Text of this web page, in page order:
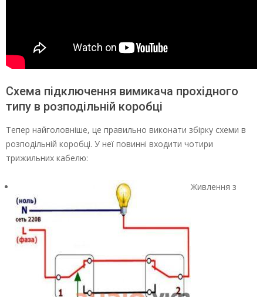
Схема підключення вимикача прохідного
типу в розподільній коробці
Тепер найголовніше, це правильно виконати збірку схеми в
розподільній коробці. У неї повинні входити чотири
трижильних кабелю:
Живлення з